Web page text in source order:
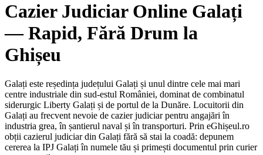
Cazier Judiciar Online Galați
— Rapid, Fără Drum la
Ghișeu
Galați este reședința județului Galați și unul dintre cele mai mari
centre industriale din sud-estul României, dominat de combinatul
siderurgic Liberty Galați și de portul de la Dunăre. Locuitorii din
Galați au frecvent nevoie de cazier judiciar pentru angajări în
industria grea, în șantierul naval și în transporturi. Prin eGhișeul.ro
obții cazierul judiciar din Galați fără să stai la coadă: depunem
cererea la IPJ Galați în numele tău și primești documentul prin curier